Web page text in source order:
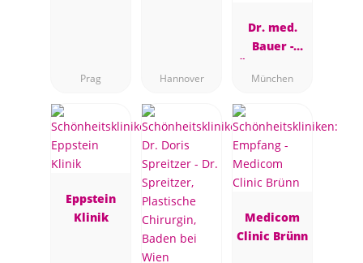
Prag Hannover
Dr. med.
Bauer -
Ästhetische
Brustchirur
München
Eppstein
Klinik
Medicom
Clinic Brünn